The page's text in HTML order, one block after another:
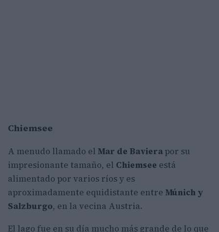
Chiemsee
A menudo llamado el Mar de Bavierapor su
impresionante tamaño, el Chiemsee está
alimentado por varios ríos y es
aproximadamente equidistante entre Múnich y
Salzburgo, en la vecina Austria.
El lago fue en su día mucho más grande de lo que